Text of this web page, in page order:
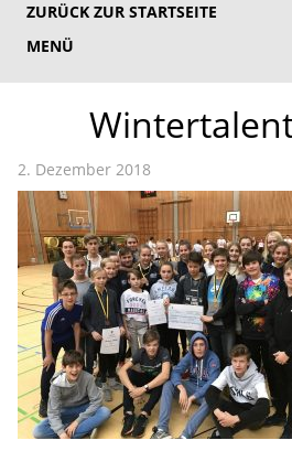
ZURÜCK ZUR STARTSEITE
MENÜ
2. Dezember 2018